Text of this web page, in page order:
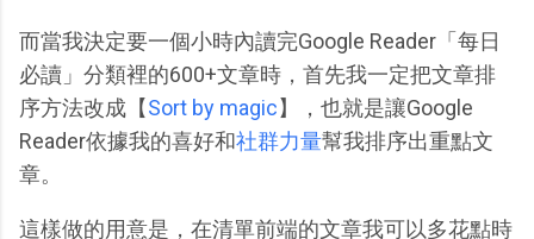
而當我決定要一個小時內讀完Google Reader「每日
必讀」分類裡的600+文章時，首先我一定把文章排
序方法改成【Sort by magic】，也就是讓Google
Reader依據我的喜好和社群力量幫我排序出重點文
章。
這樣做的用意是，在清單前端的文章我可以多花點時